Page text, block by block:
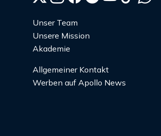
Unser Team
Unsere Mission
Akademie
Allgemeiner Kontakt
Werben auf Apollo News